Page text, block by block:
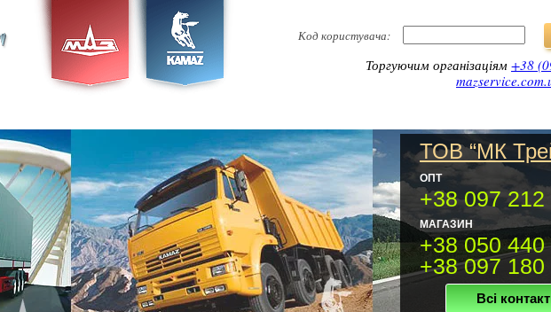
Код користувача:
Торгуючим організаціям +38
ТОВ “МК
ОПТ
+38 097 212
МАГАЗИН
+38 050 440
+38 097 180
Всі